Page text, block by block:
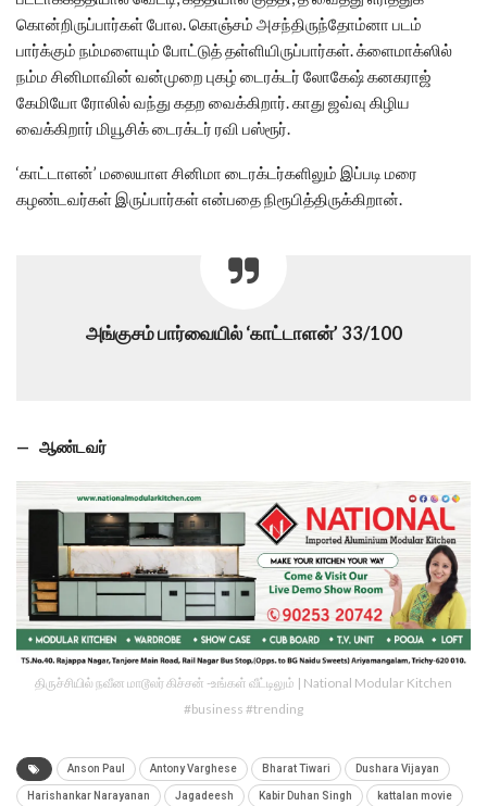
கொன்றிருப்பார்கள் போல. கொஞ்சம் அசந்திருந்தோம்னா படம்
பார்க்கும் நம்மளையும் போட்டுத் தள்ளியிருப்பார்கள். க்ளைமாக்ஸில்
நம்ம சினிமாவின் வன்முறை புகழ் டைரக்டர் லோகேஷ் கனகராஜ்
கேமியோ ரோலில் வந்து கதற வைக்கிறார். காது ஜவ்வு கிழிய
வைக்கிறார் மியூசிக் டைரக்டர் ரவி பஸ்ரூர்.
‘காட்டாளன்’ மலையாள சினிமா டைரக்டர்களிலும் இப்படி மரை
கழண்டவர்கள் இருப்பார்கள் என்பதை நிரூபித்திருக்கிறான்.
அங்குசம் பார்வையில் ‘காட்டாளன்’ 33/100
— ஆண்டவர்
திருச்சியில் நவீன மாடூலர் கிச்சன் -உங்கள் வீட்டிலும் | National Modular Kitchen
#business #trending
Anson Paul Antony Varghese Bharat Tiwari Dushara Vijayan
Harishankar Narayanan Jagadeesh Kabir Duhan Singh kattalan movie